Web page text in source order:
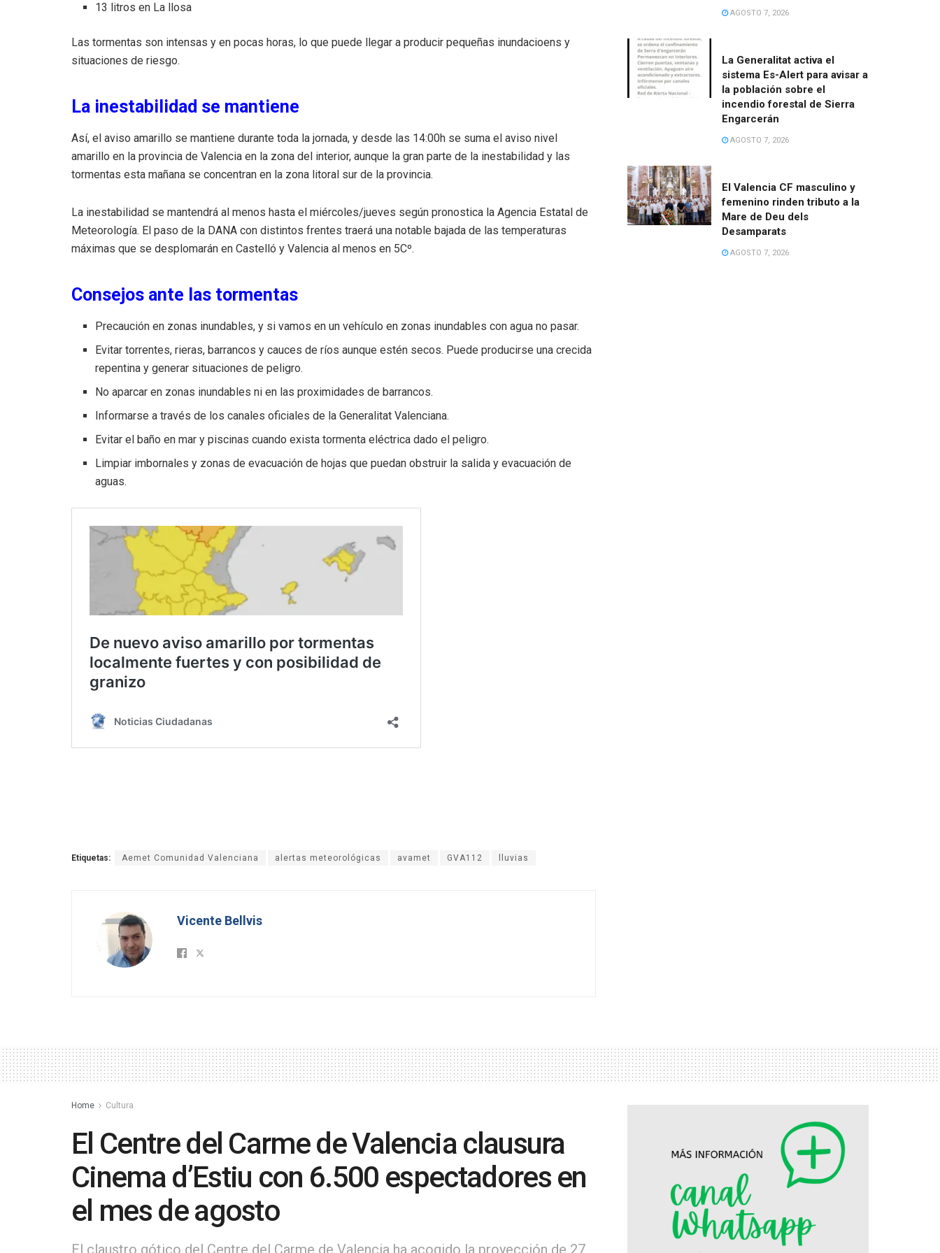
13 litros en La llosa
Las tormentas son intensas y en pocas horas, lo que puede llegar a producir pequeñas inundacioens y
situaciones de riesgo.
La inestabilidad se mantiene
Así, el aviso amarillo se mantiene durante toda la jornada, y desde las 14:00h se suma el aviso nivel
amarillo en la provincia de Valencia en la zona del interior, aunque la gran parte de la inestabilidad y las
tormentas esta mañana se concentran en la zona litoral sur de la provincia.
La inestabilidad se mantendrá al menos hasta el miércoles/jueves según pronostica la Agencia Estatal de
Meteorología. El paso de la DANA con distintos frentes traerá una notable bajada de las temperaturas
máximas que se desplomarán en Castelló y Valencia al menos en 5Cº.
Consejos ante las tormentas
Precaución en zonas inundables, y si vamos en un vehículo en zonas inundables con agua no pasar.
Evitar torrentes, rieras, barrancos y cauces de ríos aunque estén secos. Puede producirse una crecida
repentina y generar situaciones de peligro.
No aparcar en zonas inundables ni en las proximidades de barrancos.
Informarse a través de los canales oficiales de la Generalitat Valenciana.
Evitar el baño en mar y piscinas cuando exista tormenta eléctrica dado el peligro.
Limpiar imbornales y zonas de evacuación de hojas que puedan obstruir la salida y evacuación de
aguas.
Etiquetas: Aemet Comunidad Valenciana alertas meteorológicas avamet GVA112 lluvias
Vicente Bellvis
AGOSTO 7, 2026
La Generalitat activa el
sistema Es-Alert para avisar a
la población sobre el
incendio forestal de Sierra
Engarcerán
AGOSTO 7, 2026
El Valencia CF masculino y
femenino rinden tributo a la
Mare de Deu dels
Desamparats
AGOSTO 7, 2026
Home Cultura
El Centre del Carme de Valencia clausura
Cinema d’Estiu con 6.500 espectadores en
el mes de agosto
El claustro gótico del Centre del Carme de Valencia ha acogido la proyección de 27